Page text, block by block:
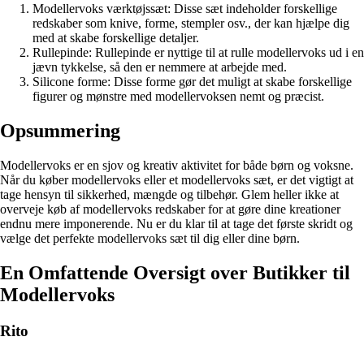
Modellervoks værktøjssæt: Disse sæt indeholder forskellige
redskaber som knive, forme, stempler osv., der kan hjælpe dig
med at skabe forskellige detaljer.
Rullepinde: Rullepinde er nyttige til at rulle modellervoks ud i en
jævn tykkelse, så den er nemmere at arbejde med.
Silicone forme: Disse forme gør det muligt at skabe forskellige
figurer og mønstre med modellervoksen nemt og præcist.
Opsummering
Modellervoks er en sjov og kreativ aktivitet for både børn og voksne.
Når du køber modellervoks eller et modellervoks sæt, er det vigtigt at
tage hensyn til sikkerhed, mængde og tilbehør. Glem heller ikke at
overveje køb af modellervoks redskaber for at gøre dine kreationer
endnu mere imponerende. Nu er du klar til at tage det første skridt og
vælge det perfekte modellervoks sæt til dig eller dine børn.
En Omfattende Oversigt over Butikker til
Modellervoks
Rito